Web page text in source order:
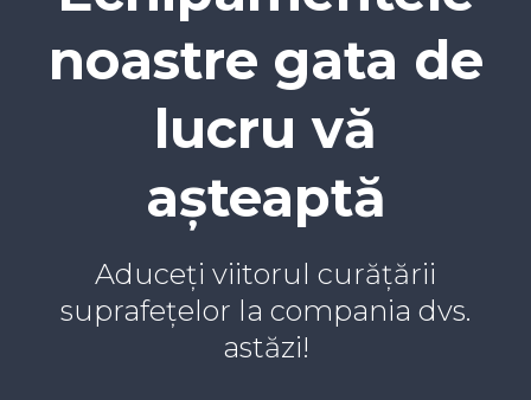
noastre gata de
lucru vă
așteaptă
Aduceți viitorul curățării
suprafețelor la compania dvs.
astăzi!